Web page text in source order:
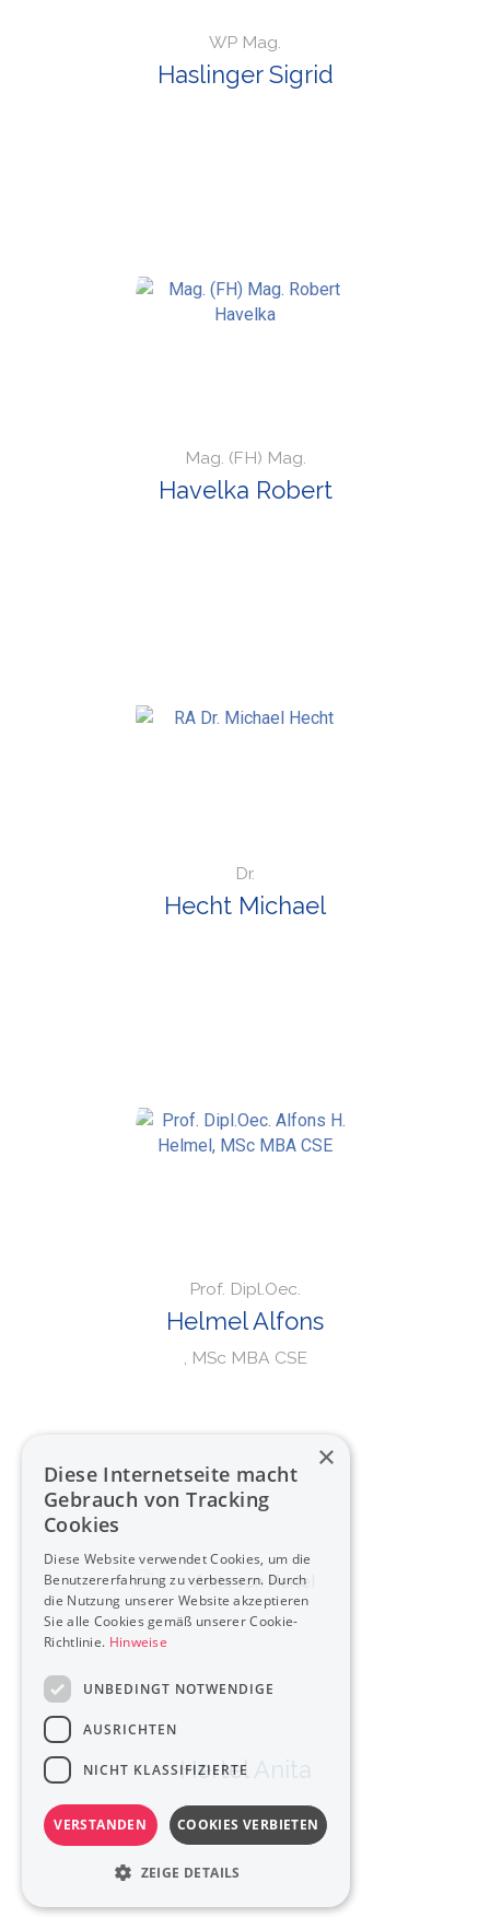
WP Mag.
Haslinger Sigrid
Mag. (FH) Mag.
Havelka Robert
Dr.
Hecht Michael
Prof. Dipl.Oec.
Helmel Alfons
, MSc MBA CSE
Hertel Anita
×
Diese Internetseite macht
Gebrauch von Tracking
Cookies
Diese Website verwendet Cookies, um die
Benutzererfahrung zu verbessern. Durch
die Nutzung unserer Website akzeptieren
Sie alle Cookies gemäß unserer Cookie-
Richtlinie. Hinweise
UNBEDINGT NOTWENDIGE
AUSRICHTEN
NICHT KLASSIFIZIERTE
VERSTANDEN COOKIES VERBIETEN
ZEIGE DETAILS